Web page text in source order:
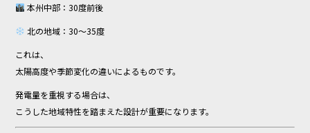
本州中部：30度前後
北の地域：30〜35度
これは、
太陽高度や季節変化の違いによるものです。
発電量を重視する場合は、
こうした地域特性を踏まえた設計が重要になります。